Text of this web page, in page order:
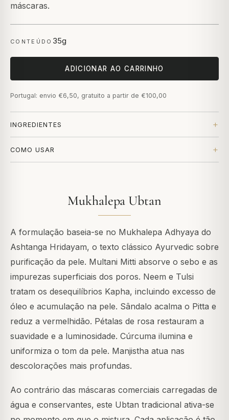
máscaras.
CONTEÚDO 35g
ADICIONAR AO CARRINHO
Portugal: envio €6,50, gratuito a partir de €100,00
INGREDIENTES
COMO USAR
Mukhalepa Ubtan
A formulação baseia-se no Mukhalepa Adhyaya do
Ashtanga Hridayam, o texto clássico Ayurvedic sobre
purificação da pele. Multani Mitti absorve o sebo e as
impurezas superficiais dos poros. Neem e Tulsi
tratam os desequilíbrios Kapha, incluindo excesso de
óleo e acumulação na pele. Sândalo acalma o Pitta e
reduz a vermelhidão. Pétalas de rosa restauram a
suavidade e a luminosidade. Cúrcuma ilumina e
uniformiza o tom da pele. Manjistha atua nas
descolorações mais profundas.
Ao contrário das máscaras comerciais carregadas de
água e conservantes, este Ubtan tradicional ativa-se